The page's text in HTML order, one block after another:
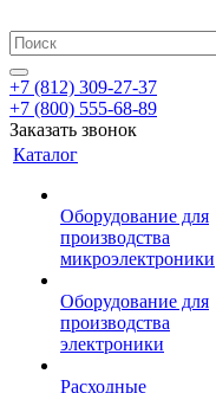
+7 (812) 309-27-37
+7 (800) 555-68-89
Заказать звонок
Каталог
Оборудование для
производства
микроэлектроники
Оборудование для
производства
электроники
Расходные